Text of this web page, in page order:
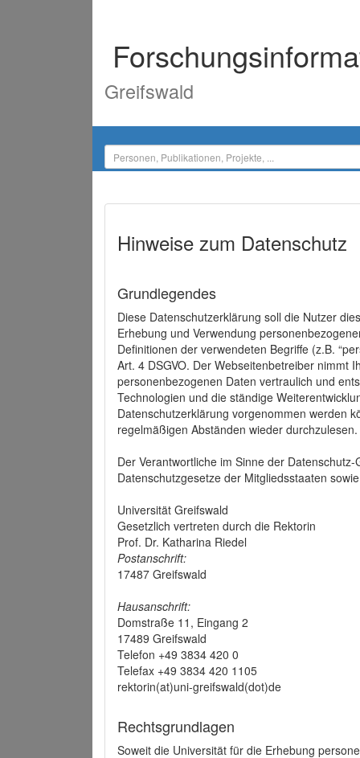
Greifswald
Hinweise zum Datenschutz
Grundlegendes
Diese Datenschutzerklärung soll die Nutzer
Erhebung und Verwendung
Definitionen der verwendeten Begriffe (z.B.
Art. 4 DSGVO. Der Webseitenbetreiber nimmt
personenbezogenen Daten vertraulich und
Technologien und die ständige
Datenschutzerklärung vorgenommen werden
regelmäßigen Abständen wieder durchzulesen.
Der Verantwortliche im Sinne der
Datenschutzgesetze der Mitgliedsstaaten
Universität Greifswald
Gesetzlich vertreten durch die Rektorin
Prof. Dr. Katharina Riedel
Postanschrift:
17487 Greifswald
Hausanschrift:
Domstraße 11, Eingang 2
17489 Greifswald
Telefon +49 3834 420 0
Telefax +49 3834 420 1105
rektorin(at)uni-greifswald(dot)de
Rechtsgrundlagen
Soweit die Universität für die Erhebung